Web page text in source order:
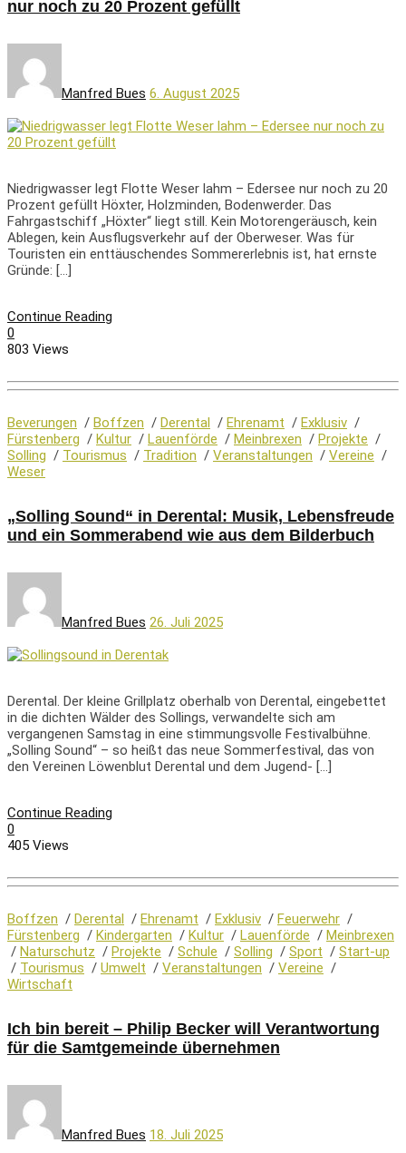
nur noch zu 20 Prozent gefüllt
Manfred Bues 6. August 2025
Niedrigwasser legt Flotte Weser lahm – Edersee nur noch zu 20
Prozent gefüllt Höxter, Holzminden, Bodenwerder. Das
Fahrgastschiff „Höxter“ liegt still. Kein Motorengeräusch, kein
Ablegen, kein Ausflugsverkehr auf der Oberweser. Was für
Touristen ein enttäuschendes Sommererlebnis ist, hat ernste
Gründe: […]
Continue Reading
0
803 Views
Beverungen / Boffzen / Derental / Ehrenamt / Exklusiv /
Fürstenberg / Kultur / Lauenförde / Meinbrexen / Projekte /
Solling / Tourismus / Tradition / Veranstaltungen / Vereine /
Weser
„Solling Sound“ in Derental: Musik, Lebensfreude
und ein Sommerabend wie aus dem Bilderbuch
Manfred Bues 26. Juli 2025
Derental. Der kleine Grillplatz oberhalb von Derental, eingebettet
in die dichten Wälder des Sollings, verwandelte sich am
vergangenen Samstag in eine stimmungsvolle Festivalbühne.
„Solling Sound“ – so heißt das neue Sommerfestival, das von
den Vereinen Löwenblut Derental und dem Jugend- […]
Continue Reading
0
405 Views
Boffzen / Derental / Ehrenamt / Exklusiv / Feuerwehr /
Fürstenberg / Kindergarten / Kultur / Lauenförde / Meinbrexen
/ Naturschutz / Projekte / Schule / Solling / Sport / Start-up
/ Tourismus / Umwelt / Veranstaltungen / Vereine /
Wirtschaft
Ich bin bereit – Philip Becker will Verantwortung
für die Samtgemeinde übernehmen
Manfred Bues 18. Juli 2025